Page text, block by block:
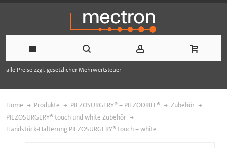
alle Preise zzgl. gesetzlicher Mehrwertsteuer
Home Produkte PIEZOSURGERY® + PIEZODRILL®
Zubehör
PIEZOSURGERY® touch und white Zubehör
Handstück-Halterung PIEZOSURGERY® touch + white